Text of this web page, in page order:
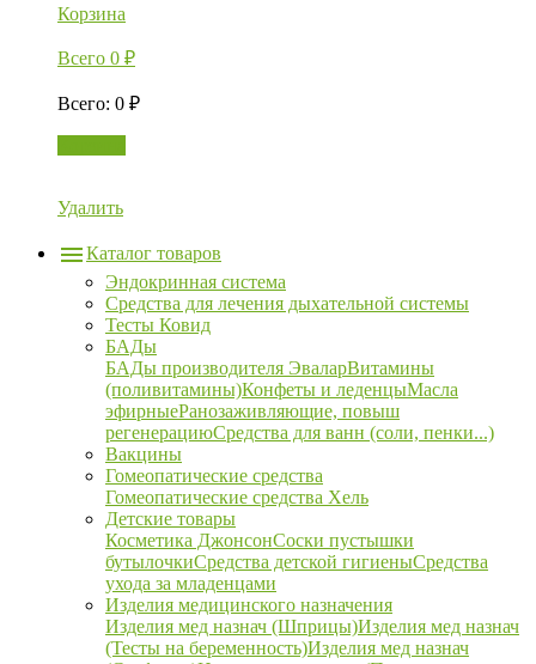
Корзина
Всего 0 ₽
Всего: 0 ₽
Удалить
Каталог товаров
Эндокринная система
Средства для лечения дыхательной системы
Тесты Ковид
БАДы
БАДы производителя ЭваларВитамины
(поливитамины)Конфеты и леденцыМасла
эфирныеРанозаживляющие, повыш
регенерациюСредства для ванн (соли, пенки...)
Вакцины
Гомеопатические средства
Гомеопатические средства Хель
Детские товары
Косметика ДжонсонСоски пустышки
бутылочкиСредства детской гигиеныСредства
ухода за младенцами
Изделия медицинского назначения
Изделия мед назнач (Шприцы)Изделия мед назнач
(Тесты на беременность)Изделия мед назнач